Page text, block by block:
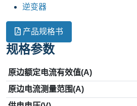
逆变器
产品规格书
规格参数
原边额定电流有效值(A)
原边电流测量范围(A)